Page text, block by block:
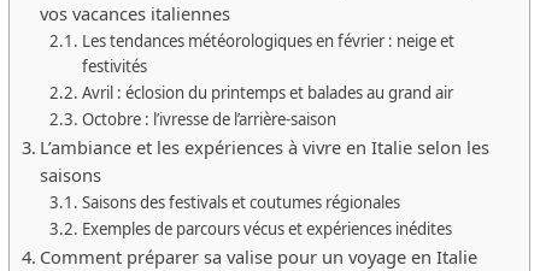
vos vacances italiennes
Les tendances météorologiques en février : neige et
festivités
Avril : éclosion du printemps et balades au grand air
Octobre : l’ivresse de l’arrière-saison
L’ambiance et les expériences à vivre en Italie selon les
saisons
Saisons des festivals et coutumes régionales
Exemples de parcours vécus et expériences inédites
Comment préparer sa valise pour un voyage en Italie